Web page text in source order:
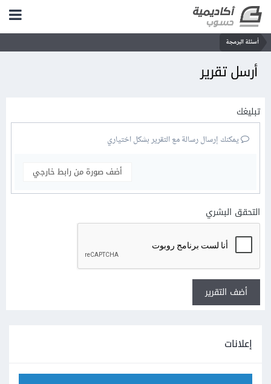
أسئلة البرمجة
أرسل تقرير
تبليغك
يمكنك إرسال رسالة مع التقرير بشكل اختياري
أضف صورة من رابط خارجي
التحقق البشري
أضف التقرير
إعلانات